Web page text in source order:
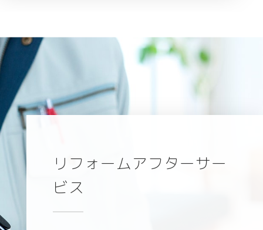
リフォームアフターサー
ビス